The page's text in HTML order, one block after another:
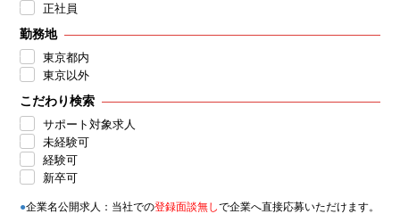
正社員
勤務地
東京都内
東京以外
こだわり検索
サポート対象求人
未経験可
経験可
新卒可
●企業名公開求人：当社での登録面談無しで企業へ直接応募いただけます。